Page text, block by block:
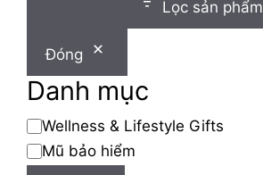
Lọc sản phẩm
Đóng
Danh mục
Danh
mục
Wellness & Lifestyle Gifts
Mũ bảo hiểm